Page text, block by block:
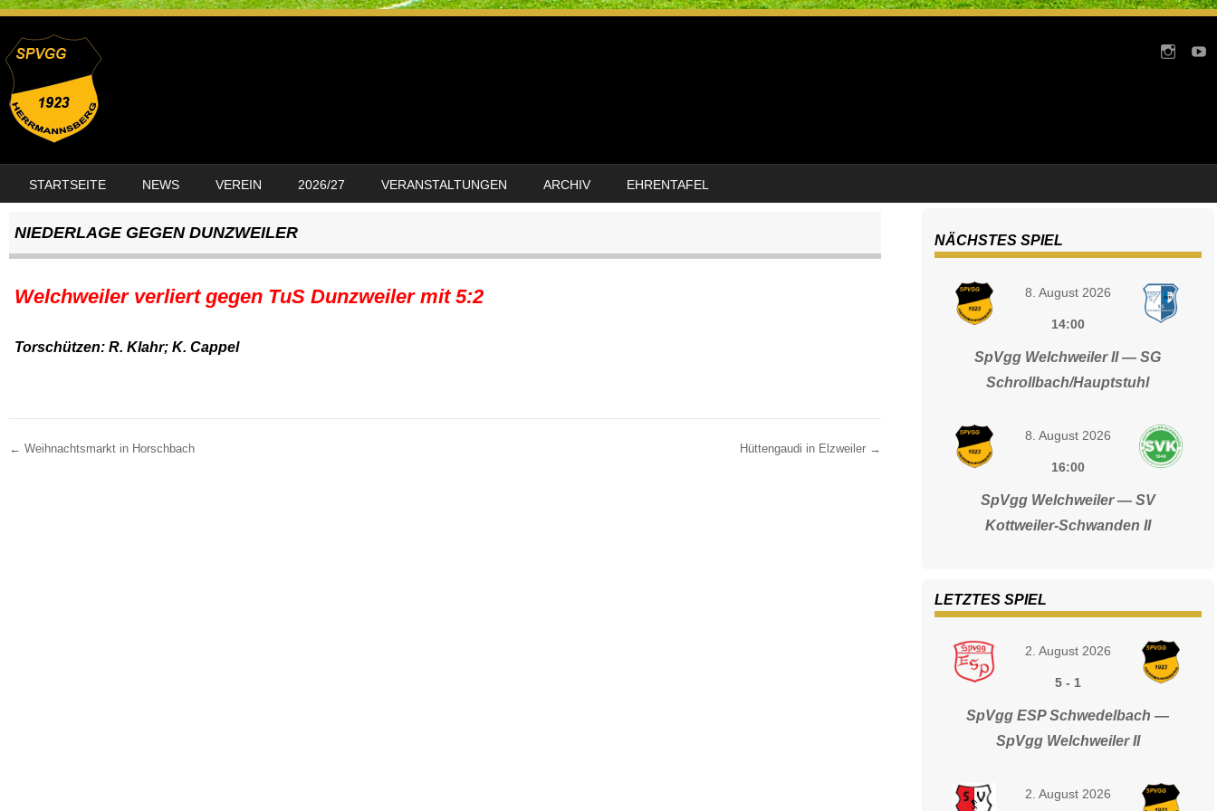
MENU
STARTSEITE NEWS VEREIN 2026/27 VERANSTALTUNGEN ARCHIV EHRENTAFEL
NIEDERLAGE GEGEN DUNZWEILER
Welchweiler verliert gegen TuS Dunzweiler mit 5:2
Torschützen: R. Klahr; K. Cappel
← Weihnachtsmarkt in Horschbach Hüttengaudi in Elzweiler →
NÄCHSTES SPIEL
8. August 2026
14:00
SpVgg Welchweiler II — SG
Schrollbach/Hauptstuhl
8. August 2026
16:00
SpVgg Welchweiler — SV
Kottweiler-Schwanden II
LETZTES SPIEL
2. August 2026
5- 1
SpVgg ESP Schwedelbach —
SpVgg Welchweiler II
2. August 2026